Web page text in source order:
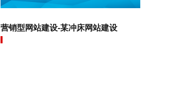
营销型网站建设-某冲床网站建设